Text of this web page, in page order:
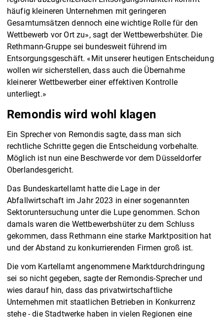
häufig kleineren Unternehmen mit geringeren
Gesamtumsätzen dennoch eine wichtige Rolle für den
Wettbewerb vor Ort zu», sagt der Wettbewerbshüter. Die
Rethmann-Gruppe sei bundesweit führend im
Entsorgungsgeschäft. «Mit unserer heutigen Entscheidung
wollen wir sicherstellen, dass auch die Übernahme
kleinerer Wettbewerber einer effektiven Kontrolle
unterliegt.»
Remondis wird wohl klagen
Ein Sprecher von Remondis sagte, dass man sich
rechtliche Schritte gegen die Entscheidung vorbehalte.
Möglich ist nun eine Beschwerde vor dem Düsseldorfer
Oberlandesgericht.
Das Bundeskartellamt hatte die Lage in der
Abfallwirtschaft im Jahr 2023 in einer sogenannten
Sektoruntersuchung unter die Lupe genommen. Schon
damals waren die Wettbewerbshüter zu dem Schluss
gekommen, dass Rethmann eine starke Marktposition hat
und der Abstand zu konkurrierenden Firmen groß ist.
Die vom Kartellamt angenommene Marktdurchdringung
sei so nicht gegeben, sagte der Remondis-Sprecher und
wies darauf hin, dass das privatwirtschaftliche
Unternehmen mit staatlichen Betrieben in Konkurrenz
stehe - die Stadtwerke haben in vielen Regionen eine